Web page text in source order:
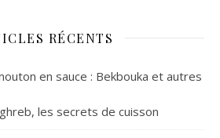
RÉCENTS
en sauce : Bekbouka et autres
les secrets de cuisson